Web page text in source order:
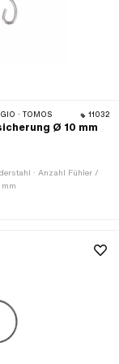
· TOMOS 11032
Ø 10 mm
· Anzahl Fühler /